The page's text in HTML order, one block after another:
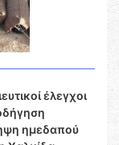
έλεγχοι
ημεδαπού